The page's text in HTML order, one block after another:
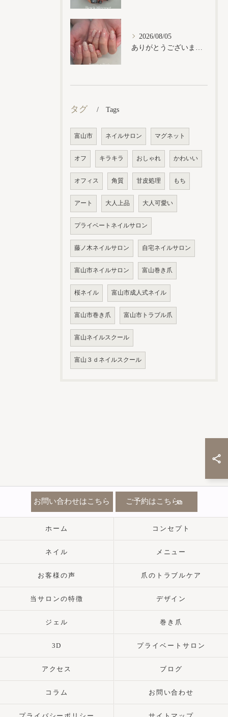
2026/08/05
タグ Tags
富山市 ネイルサロン マグネット
オフ キラキラ おしゃれ かわいい
オフィス 角質 甘皮処理 もち
アート 大人上品 大人可愛い
プライベートネイルサロン
藤ノ木ネイルサロン 自宅ネイルサロン
富山市ネイルサロン 富山巻き爪
桜ネイル 富山市成人式ネイル
富山市巻き爪 富山市トラブル爪
富山ネイルスクール
富山３ｄネイルスクール
お問い合わせはこちら ご予約はこちら
ホーム コンセプト
ネイル メニュー
お客様の声 爪のトラブルケア
当サロンの特徴 デザイン
ジェル 巻き爪
3D プライベートサロン
アクセス ブログ
コラム お問い合わせ